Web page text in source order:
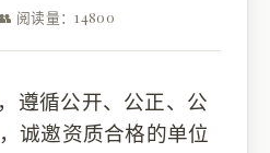
阅读量：14800
遵循公开、公正、公
诚邀资质合格的单位